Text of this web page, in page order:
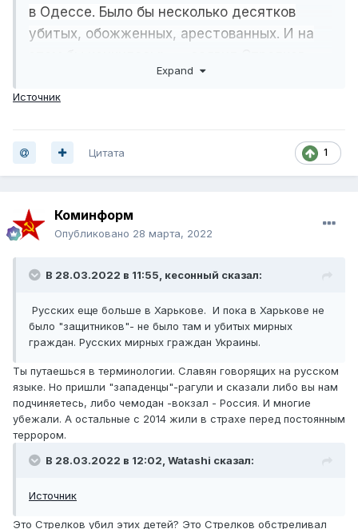
в Одессе. Было бы несколько десятков
убитых, обожженных, арестованных. И на
повторив, что «практически маховик войны,
которая до сих пор идет, запустил наш
Expand
Источник
1
Цитата
Коминформ
Опубликовано 28 марта, 2022
В 28.03.2022 в 11:55, кесонный сказал:
Русских еще больше в Харькове. И пока в Харькове не
было "защитников"- не было там и убитых мирных
граждан. Русских мирных граждан Украины.
Ты путаешься в терминологии. Славян говорящих на русском
языке. Но пришли "западенцы"-рагули и сказали либо вы нам
подчиняетесь, либо чемодан -вокзал - Россия. И многие
убежали. А остальные с 2014 жили в страхе перед постоянным
террором.
В 28.03.2022 в 12:02, Watashi сказал:
Источник
Это Стрелков убил этих детей? Это Стрелков обстреливал